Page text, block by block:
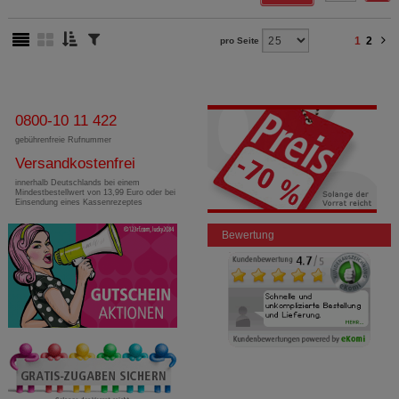
pro Seite 1 2
0800-10 11 422
gebührenfreie Rufnummer
Versandkostenfrei
innerhalb Deutschlands bei einem
Mindestbestellwert von 13,99 Euro oder bei
Einsendung eines Kassenrezeptes
Bewertung